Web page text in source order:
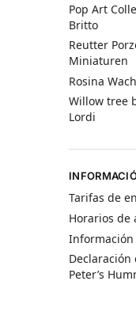
Pop Art
Britto
Reutter
Miniaturen
Rosina
Willow tree
Lordi
Tarifas de
Horarios de
Peter’s